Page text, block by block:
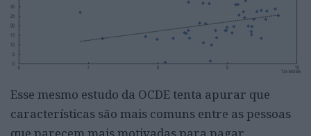
Esse mesmo estudo da OCDE tenta apurar que
características são mais comuns entre as pessoas